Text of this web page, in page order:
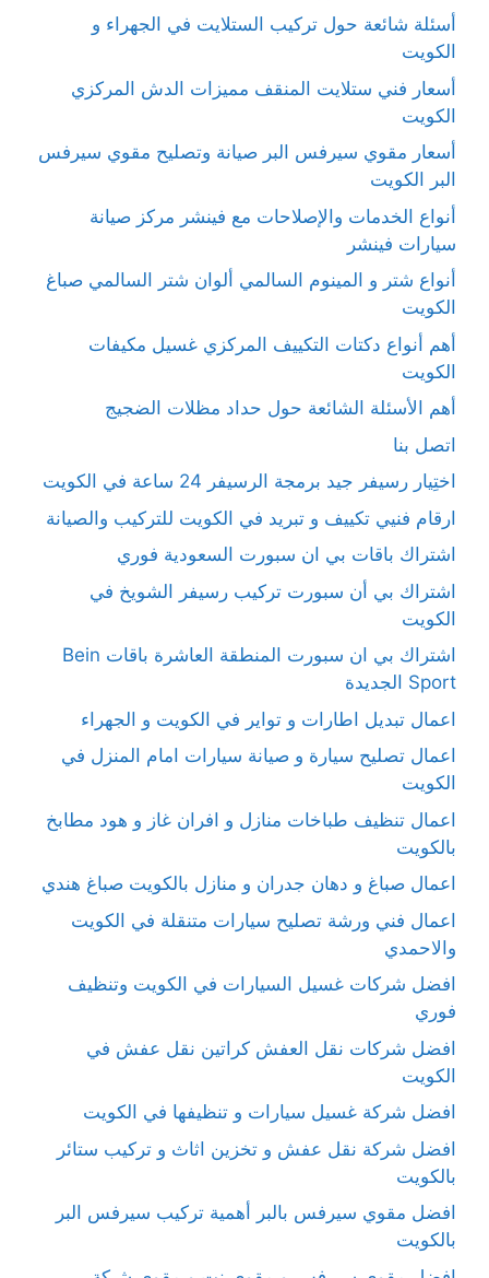
أسئلة شائعة حول تركيب الستلايت في الجهراء و
الكويت
أسعار فني ستلايت المنقف مميزات الدش المركزي
الكويت
أسعار مقوي سيرفس البر صيانة وتصليح مقوي سيرفس
البر الكويت
أنواع الخدمات والإصلاحات مع فينشر مركز صيانة
سيارات فينشر
أنواع شتر و المينوم السالمي ألوان شتر السالمي صباغ
الكويت
أهم أنواع دكتات التكييف المركزي غسيل مكيفات
الكويت
أهم الأسئلة الشائعة حول حداد مظلات الضجيج
اتصل بنا
اختِيار رسيفر جيد برمجة الرسيفر 24 ساعة في الكويت
ارقام فنيي تكييف و تبريد في الكويت للتركيب والصيانة
اشتراك باقات بي ان سبورت السعودية فوري
اشتراك بي أن سبورت تركيب رسيفر الشويخ في
الكويت
اشتراك بي ان سبورت المنطقة العاشرة باقات Bein
Sport الجديدة
اعمال تبديل اطارات و تواير في الكويت و الجهراء
اعمال تصليح سيارة و صيانة سيارات امام المنزل في
الكويت
اعمال تنظيف طباخات منازل و افران غاز و هود مطابخ
بالكويت
اعمال صباغ و دهان جدران و منازل بالكويت صباغ هندي
اعمال فني ورشة تصليح سيارات متنقلة في الكويت
والاحمدي
افضل شركات غسيل السيارات في الكويت وتنظيف
فوري
افضل شركات نقل العفش كراتين نقل عفش في
الكويت
افضل شركة غسيل سيارات و تنظيفها في الكويت
افضل شركة نقل عفش و تخزين اثاث و تركيب ستائر
بالكويت
افضل مقوي سيرفس بالبر أهمية تركيب سيرفس البر
بالكويت